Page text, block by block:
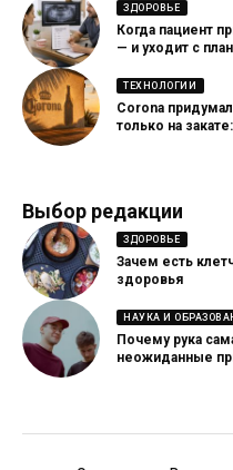
ЗДОРОВЬЕ
Когда пациент
— и уходит с
ТЕХНОЛОГИИ
Corona
только на
Выбор редакции
ЗДОРОВЬЕ
Зачем есть
здоровья
НАУКА И
Почему рука
неожиданные